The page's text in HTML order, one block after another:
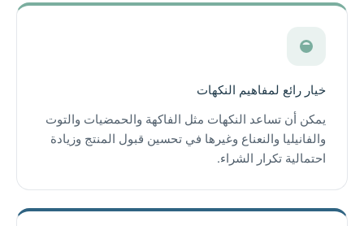
خيار رائع لمفاهيم النكهات
يمكن أن تساعد النكهات مثل الفاكهة والحمضيات والتوت
والفانيليا والنعناع وغيرها في تحسين قبول المنتج وزيادة
احتمالية تكرار الشراء.